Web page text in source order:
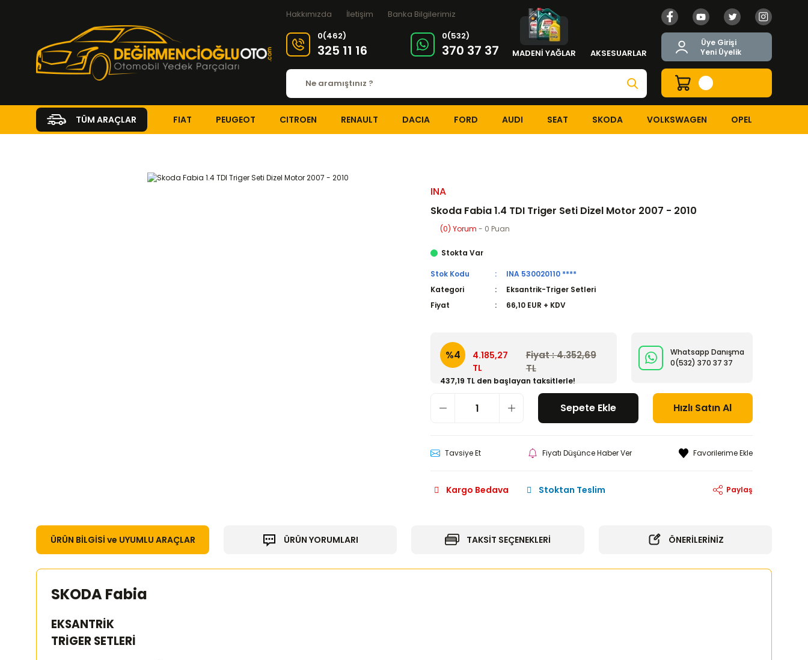
Hakkımızda İletişim
Banka Bilgilerimiz
0(462)
325 11 16
0(532)
370 37 37 MADENİ YAĞLAR AKSESUARLAR
Üye Girişi
Yeni Üyelik
TÜM ARAÇLAR FIAT PEUGEOT CITROEN RENAULT DACIA FORD AUDI SEAT SKODA VOLKSWAGEN OPEL
INA
Skoda Fabia 1.4 TDI Triger Seti Dizel Motor 2007 - 2010
(0) Yorum - 0 Puan
Stokta Var
Stok Kodu
INA 530020110 ****
Kategori
Eksantrik-Triger Setleri
Fiyat
66,10 EUR + KDV
%4
4.185,27
TL
Fiyat : 4.352,69
TL
437,19 TL den başlayan taksitlerle!
Whatsapp Danışma
0(532) 370 37 37
Sepete Ekle Hızlı Satın Al
Tavsiye Et Fiyatı Düşünce Haber Ver
Kargo Bedava Stoktan Teslim Paylaş
ÜRÜN BİLGİSİ ve UYUMLU ARAÇLAR ÜRÜN YORUMLARI TAKSİT SEÇENEKLERİ ÖNERİLERİNİZ
SKODA Fabia
EKSANTRİK
TRİGER SETLERİ